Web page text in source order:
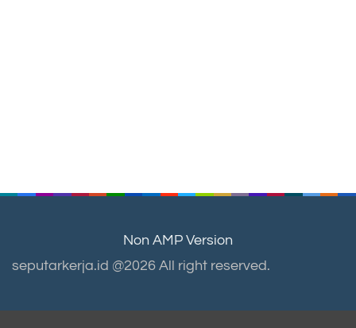
Non AMP Version
seputarkerja.id @2026 All right reserved.